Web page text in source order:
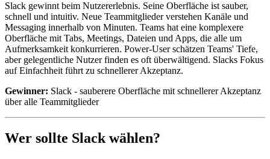
Slack gewinnt beim Nutzererlebnis. Seine Oberfläche ist sauber,
schnell und intuitiv. Neue Teammitglieder verstehen Kanäle und
Messaging innerhalb von Minuten. Teams hat eine komplexere
Oberfläche mit Tabs, Meetings, Dateien und Apps, die alle um
Aufmerksamkeit konkurrieren. Power-User schätzen Teams' Tiefe,
aber gelegentliche Nutzer finden es oft überwältigend. Slacks Fokus
auf Einfachheit führt zu schnellerer Akzeptanz.
Gewinner: Slack - sauberere Oberfläche mit schnellerer Akzeptanz
über alle Teammitglieder
Wer sollte Slack wählen?